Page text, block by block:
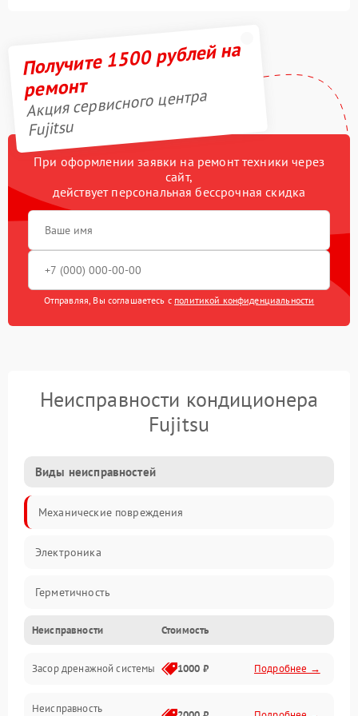
Получите 1500 рублей на
ремонт
Акция сервисного центра
Fujitsu
При оформлении заявки на ремонт техники через
сайт,
действует персональная бессрочная скидка
Отправляя, Вы соглашаетесь с политикой конфиденциальности
Неисправности кондиционера
Fujitsu
Виды неисправностей
Механические повреждения
Электроника
Герметичность
Механика
Управление
Электропитание
Неисправности Стоимость
Засор дренажной системы 1000 ₽ Подробнее →
Неисправность